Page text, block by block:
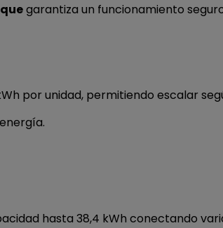
garantiza un funcionamiento
por unidad, permitiendo escalar
hasta 38,4 kWh conectando